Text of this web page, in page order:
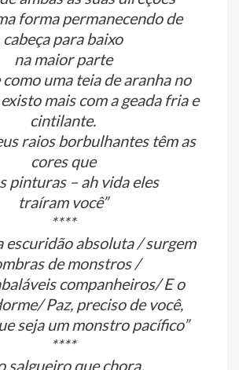
forma permanecendo de
cabeça para baixo
na maior parte
uma teia de aranha no
mais com a geada fria e
cintilante.
raios borbulhantes têm as
cores que
pinturas – ah vida eles
traíram você”
****
escuridão absoluta / surgem
de monstros /
companheiros/ E o
Paz, preciso de você,
seja um monstro pacífico”
****
salgueiro que chora.